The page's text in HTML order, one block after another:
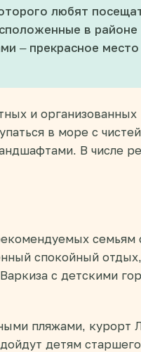
любят
в
– прекрасное
и
в море с
В числе
семьям
спокойный
с детскими
пляжами, курорт
детям